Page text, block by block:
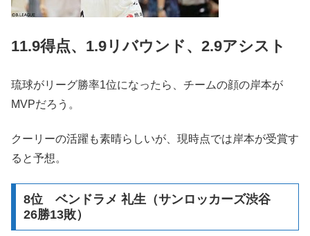
11.9得点、1.9リバウンド、2.9アシスト
琉球がリーグ勝率1位になったら、チームの顔の岸本が
MVPだろう。
クーリーの活躍も素晴らしいが、現時点では岸本が受賞す
ると予想。
8位 ベンドラメ 礼生（サンロッカーズ渋谷
26勝13敗）